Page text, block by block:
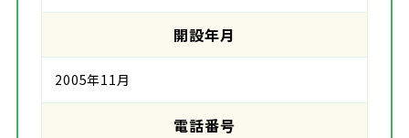
開設年月
2005年11月
電話番号